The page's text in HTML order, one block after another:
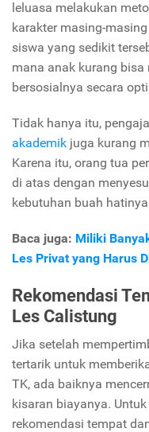
leluasa melakukan
karakter masing-
siswa yang sedikit
mana anak kurang
bersosialnya secara
Tidak hanya itu,
akademik juga kurang
Karena itu, orang tua
di atas dengan
kebutuhan buah
Baca juga: Miliki
Les Privat yang Harus
Rekomendasi
Les Calistung
Jika setelah
tertarik untuk
TK, ada baiknya
kisaran biayanya.
rekomendasi tempat